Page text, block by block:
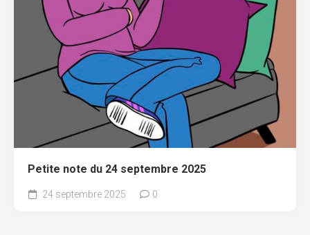
Petite note du 24 septembre 2025
24 septembre 2025 0